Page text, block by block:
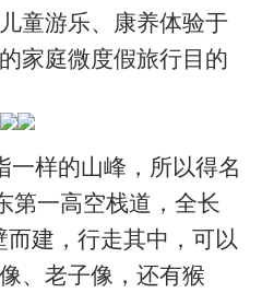
童游乐、康养体验于
家庭微度假旅行目的
一样的山峰，所以得名
第一高空栈道，全长
建，行走其中，可以
、老子像，还有猴